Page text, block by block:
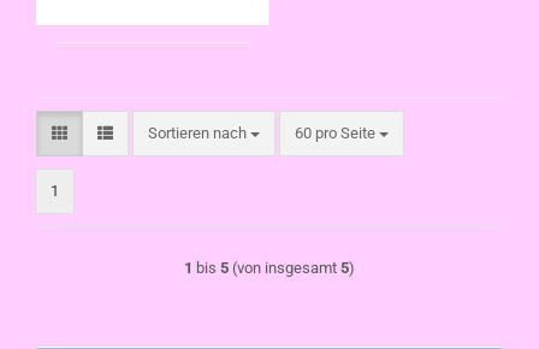
Sortieren nach
Sortieren nach 60 pro Seite
pro Seite
1
1 bis 5 (von insgesamt 5)